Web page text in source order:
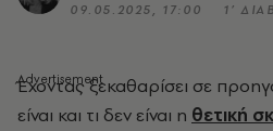
09.05.2025, 17:00 1’
Έχοντας ξεκαθαρίσει σε
είναι και τι δεν είναι η θετική